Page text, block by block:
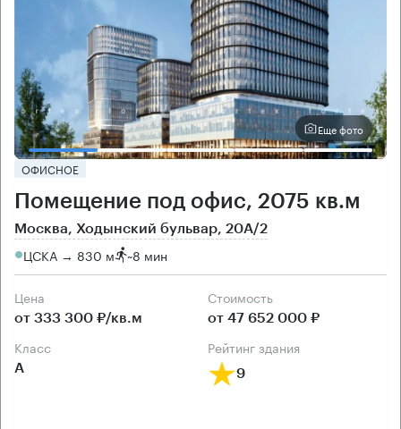
Еще фото
ОФИСНОЕ
Помещение под офис, 2075 кв.м
Москва, Ходынский бульвар, 20А/2
ЦСКА → 830 м ~8 мин
Цена
от 333 300 ₽/кв.м
Cтоимость
от 47 652 000 ₽
класс
А
рейтинг здания
9